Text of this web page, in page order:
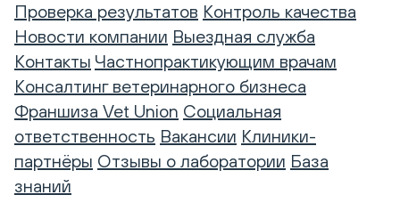
Проверка результатов Контроль качества
Новости компании Выездная служба
Контакты Частнопрактикующим врачам
Консалтинг ветеринарного бизнеса
Франшиза Vet Union Социальная
ответственность Вакансии Клиники-
партнёры Отзывы о лаборатории База
знаний